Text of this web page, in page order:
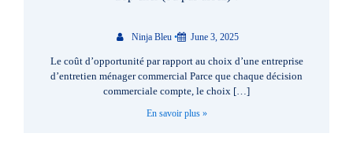
Ninja Bleu • June 3, 2025
Le coût d’opportunité par rapport au choix d’une entreprise
d’entretien ménager commercial Parce que chaque décision
commerciale compte, le choix […]
En savoir plus »